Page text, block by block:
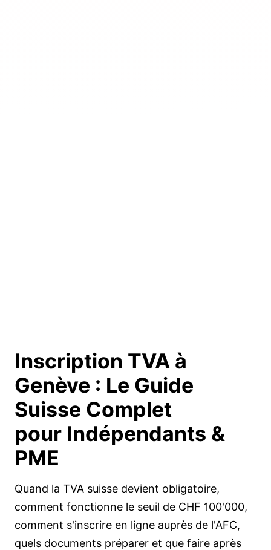
Inscription TVA à
Genève : Le Guide
Suisse Complet
pour Indépendants &
PME
Quand la TVA suisse devient obligatoire,
comment fonctionne le seuil de CHF 100'000,
comment s'inscrire en ligne auprès de l'AFC,
quels documents préparer et que faire après